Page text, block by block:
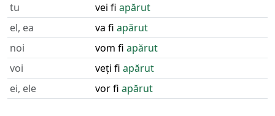
tu
vei fi apărut
el, ea
va fi apărut
noi
vom fi apărut
voi
veți fi apărut
ei, ele
vor fi apărut